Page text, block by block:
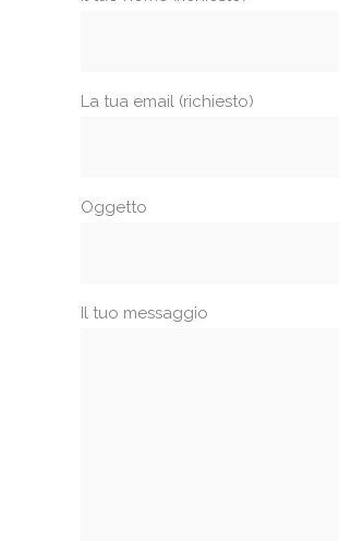
La tua email (richiesto)
Oggetto
Il tuo messaggio